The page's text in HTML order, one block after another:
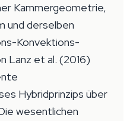
Kammergeometrie,
und derselben
Konvektions-
Lanz et al. (2016)
Hybridprinzips über
wesentlichen